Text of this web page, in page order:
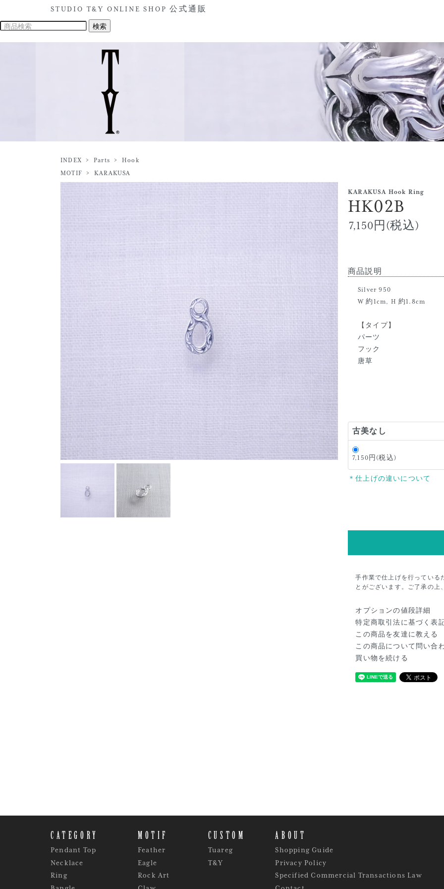
STUDIO T&Y ONLINE SHOP 公式通販
INDEX >Parts >Hook
MOTIF
>KARAKUSA
KARAKUSA Hook Ring
HK02B
7,150円(税込)
商品説明
Silver 950
W 約1cm, H 約1.8cm
【タイプ】
パーツ
フック
唐草
古美なし
7,150円(税込)
＊仕上げの違いについて
手作業で仕上げを行っている
とがございます。ご了承の上
オプションの値段詳細
特定商取引法に基づく表
この商品を友達に教える
この商品について問い合
買い物を続ける
CATEGORY
Pendant Top
Necklace
Ring
MOTIF
Feather
Eagle
Rock Art
CUSTOM
Tuareg
T&Y
ABOUT
Shopping Guide
Privacy Policy
Specified Commercial Transactions Law